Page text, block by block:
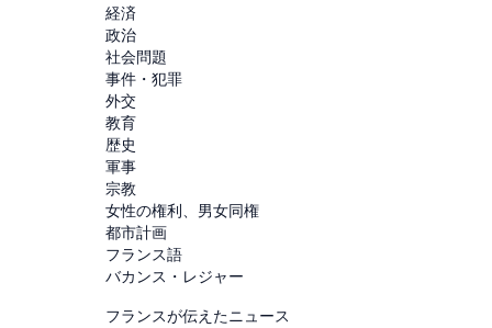
経済
政治
社会問題
事件・犯罪
外交
教育
歴史
軍事
宗教
女性の権利、男女同権
都市計画
フランス語
バカンス・レジャー
フランスが伝えたニュース